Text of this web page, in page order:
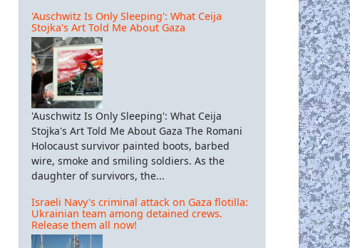
'Auschwitz Is Only Sleeping': What Ceija
Stojka's Art Told Me About Gaza
'Auschwitz Is Only Sleeping': What Ceija
Stojka's Art Told Me About Gaza The Romani
Holocaust survivor painted boots, barbed
wire, smoke and smiling soldiers. As the
daughter of survivors, the...
Israeli Navy's criminal attack on Gaza flotilla:
Ukrainian team among detained crews.
Release them all now!